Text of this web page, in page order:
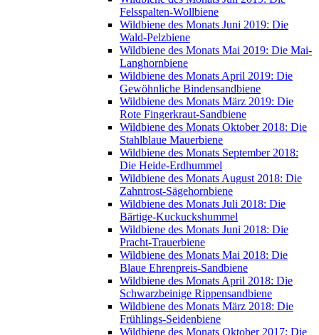
Felsspalten-Wollbiene
Wildbiene des Monats Juni 2019: Die
Wald-Pelzbiene
Wildbiene des Monats Mai 2019: Die Mai-
Langhornbiene
Wildbiene des Monats April 2019: Die
Gewöhnliche Bindensandbiene
Wildbiene des Monats März 2019: Die
Rote Fingerkraut-Sandbiene
Wildbiene des Monats Oktober 2018: Die
Stahlblaue Mauerbiene
Wildbiene des Monats September 2018:
Die Heide-Erdhummel
Wildbiene des Monats August 2018: Die
Zahntrost-Sägehornbiene
Wildbiene des Monats Juli 2018: Die
Bärtige-Kuckuckshummel
Wildbiene des Monats Juni 2018: Die
Pracht-Trauerbiene
Wildbiene des Monats Mai 2018: Die
Blaue Ehrenpreis-Sandbiene
Wildbiene des Monats April 2018: Die
Schwarzbeinige Rippensandbiene
Wildbiene des Monats März 2018: Die
Frühlings-Seidenbiene
Wildbiene des Monats Oktober 2017: Die